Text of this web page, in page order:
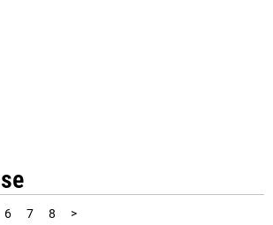
6 7 8 >